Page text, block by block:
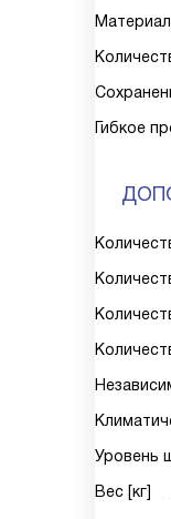
Гибкое
Уровень
Вес [кг]